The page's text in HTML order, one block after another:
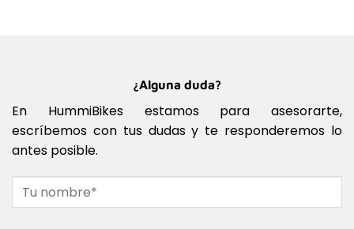
¿Alguna duda?
En HummiBikes estamos para asesorarte,
escríbemos con tus dudas y te responderemos lo
antes posible.